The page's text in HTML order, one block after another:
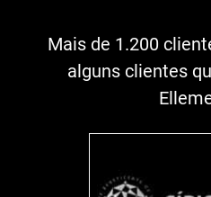
Mais de 1.200
alguns clientes